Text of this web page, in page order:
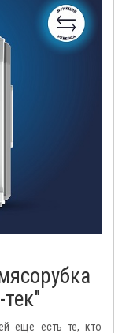
еще есть те, кто